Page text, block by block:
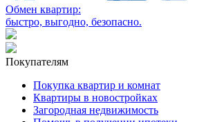
Обмен квартир:
быстро, выгодно, безопасно.
Покупателям
Покупка квартир и комнат
Квартиры в новостройках
Загородная недвижимость